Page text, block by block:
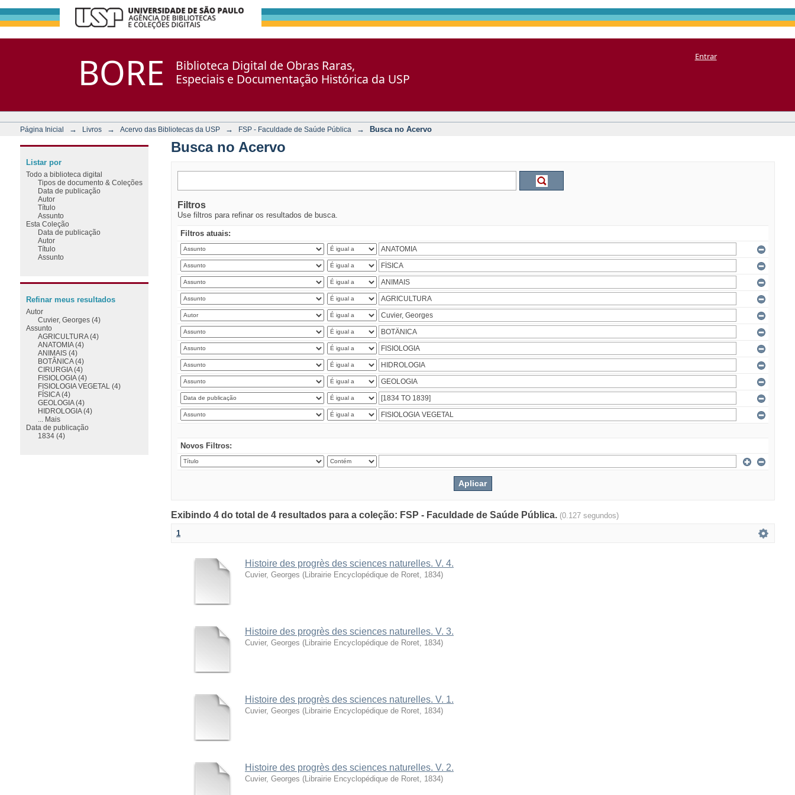
BORE
Biblioteca Digital de Obras Raras,
Especiais e Documentação Histórica da USP
Entrar
Página Inicial → Livros → Acervo das Bibliotecas da USP → FSP - Faculdade de Saúde Pública → Busca no Acervo
Busca no Acervo
Filtros
Use filtros para refinar os resultados de busca.
Filtros atuais:
Novos Filtros:
Exibindo 4 do total de 4 resultados para a coleção: FSP - Faculdade de Saúde Pública. (0.127 segundos)
1
Histoire des progrès des sciences naturelles. V. 4.
Cuvier, Georges (Librairie Encyclopédique de Roret, 1834)
Histoire des progrès des sciences naturelles. V. 3.
Cuvier, Georges (Librairie Encyclopédique de Roret, 1834)
Histoire des progrès des sciences naturelles. V. 1.
Cuvier, Georges (Librairie Encyclopédique de Roret, 1834)
Histoire des progrès des sciences naturelles. V. 2.
Cuvier, Georges (Librairie Encyclopédique de Roret, 1834)
Listar por
Todo a biblioteca digital
Tipos de documento & Coleções
Data de publicação
Autor
Título
Assunto
Esta Coleção
Data de publicação
Autor
Título
Assunto
Refinar meus resultados
Autor
Cuvier, Georges (4)
Assunto
AGRICULTURA (4)
ANATOMIA (4)
ANIMAIS (4)
BOTÂNICA (4)
CIRURGIA (4)
FISIOLOGIA (4)
FISIOLOGIA VEGETAL (4)
FÍSICA (4)
GEOLOGIA (4)
HIDROLOGIA (4)
... Mais
Data de publicação
1834 (4)